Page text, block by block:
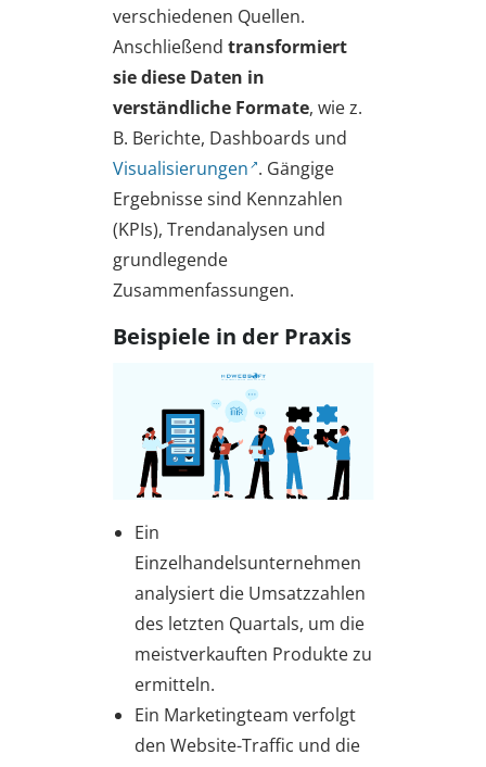
verschiedenen Quellen.
Anschließend transformiert
sie diese Daten in
verständliche Formate, wie z.
B. Berichte, Dashboards und
Visualisierungen . Gängige
Ergebnisse sind Kennzahlen
(KPIs), Trendanalysen und
grundlegende
Zusammenfassungen.
Beispiele in der Praxis
Ein
Einzelhandelsunternehmen
analysiert die Umsatzzahlen
des letzten Quartals, um die
meistverkauften Produkte zu
ermitteln.
Ein Marketingteam verfolgt
den Website-Traffic und die